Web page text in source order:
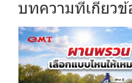
บทความที่เกี่ยวข้